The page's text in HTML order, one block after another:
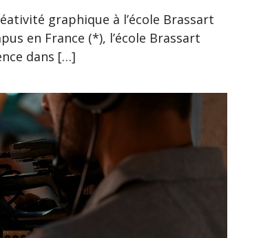
graphique à l’école Brassart
en France (*), l’école Brassart
dans […]